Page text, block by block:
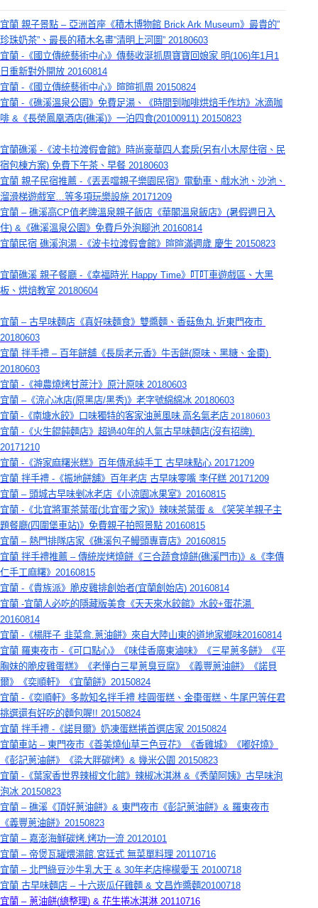
宜蘭 親子景點 – 亞洲首座《積木博物館 Brick Ark Museum》最貴的”
珍珠奶茶”、最長的積木名畫”清明上河圖” 20180603
宜蘭 -《國立傳統藝術中心》傳藝收涎抓周寶寶回娘家 明(106)年1月1
日重新對外開放 20160814
宜蘭 -《國立傳統藝術中心》暄暄抓周 20150824
宜蘭 -《礁溪溫泉公園》免費足湯、《時間到咖啡烘焙手作坊》冰滴咖
啡 &《長榮鳳凰酒店(礁溪)》一泊四食(20100911) 20150823
宜蘭礁溪 -《波卡拉渡假會館》時尚豪華四人套房(另有小木屋住宿、民
宿包棟方案) 免費下午茶、早餐 20180603
宜蘭 親子民宿推薦 -《丟丟噹親子樂園民宿》電動車、戲水池、沙池、
溜滑梯遊戲室…等多項玩樂設施 20171209
宜蘭 – 礁溪高CP值老牌溫泉親子飯店《華閣溫泉飯店》(暑假週日入
住) &《礁溪溫泉公園》免費戶外泡腳池 20160814
宜蘭民宿 礁溪泡湯 -《波卡拉渡假會館》暄暄滿週歲 慶生 20150823
宜蘭礁溪 親子餐廳 -《幸福時光 Happy Time》叮叮車遊戲區、大黑
板、烘焙教室 20180604
宜蘭 – 古早味麵店《真好味麵食》雙醬麵、香菇魚丸 近東門夜市
20180603
宜蘭 拌手禮 – 百年餅舖《長房老元香》牛舌餅(原味、黑糖、金棗)
20180603
宜蘭 -《神農燒烤甘蔗汁》原汁原味 20180603
宜蘭 –《涼心冰店(原黑店/黑秀)》老字號綿綿冰 20180603
宜蘭 -《南塘水餃》口味獨特的客家油蔥風味 高名氣老店 20180603
宜蘭 -《火生餛飩麵店》超過40年的人氣古早味麵店(沒有招牌)
20171210
宜蘭 -《游家麻糬米糕》百年傳承純手工 古早味點心 20171209
宜蘭 拌手禮 -《振地餅舖》百年老店 古早味零嘴 李仔糕 20171209
宜蘭 – 頭城古早味剉冰老店《小涼園冰果室》20160815
宜蘭 -《北宜將軍茶葉蛋(北宜蛋之家)》辣味茶葉蛋 & 《笑笑羊親子主
題餐廳(四圍堡車站)》免費親子拍照景點 20160815
宜蘭 – 熱門排隊店家《礁溪包子鰻頭專賣店》20160815
宜蘭 拌手禮推薦 – 傳統炭烤燒餅《三合蔬食燒餅(礁溪門市)》&《李傳
仁手工麻糬》20160815
宜蘭 -《貴族派》脆皮雞排創始者(宜蘭創始店) 20160814
宜蘭 -宜蘭人必吃的隱藏版美食《天天來水餃館》水餃+蛋花湯
20160814
宜蘭 -《楊胖子 韭菜盒.蔥油餅》來自大陸山東的道地家鄉味20160814
宜蘭 羅東夜市 -《可口點心》《味佳香廣東滷味》《三星蔥多餅》《平
胸妹的脆皮雞蛋糕》《老懂白三星蔥臭豆腐》《義豐蔥油餅》《諾貝
爾》《奕順軒》《宜蘭餅》20150824
宜蘭 -《奕順軒》多款知名拌手禮 桂圓蛋糕、金棗蛋糕、牛尾巴等任君
挑選還有好吃的麵包喔!! 20150824
宜蘭 拌手禮 -《諾貝爾》奶凍蛋糕捲首選店家 20150824
宜蘭車站 – 東門夜市《善美燒仙草三色豆花》《香雞城》《嘟好燒》
《彭記蔥油餅》《梁大胖碳烤》& 幾米公園 20150823
宜蘭 -《葉家香世界辣椒文化館》辣椒冰淇淋 &《秀蘭阿姨》古早味泡
泡冰 20150823
宜蘭 – 礁溪《頂好蔥油餅》& 東門夜市《彭記蔥油餅》& 羅東夜市
《義豐蔥油餅》20150823
宜蘭 – 嘉澎海鮮碳烤.烤功一流 20120101
宜蘭 – 帝煲瓦罐煨湯館.宮廷式 無菜單料理 20110716
宜蘭 – 北門綠豆沙牛乳大王 & 30年老店檸檬愛玉 20100718
宜蘭 古早味麵店 – 十六崁瓜仔雞麵 & 文昌炸醬麵20100718
宜蘭 – 蔥油餅(總整理) & 花生捲冰淇淋 20110716